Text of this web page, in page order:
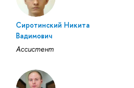
Сиротинский Никита
Вадимович
Ассистент